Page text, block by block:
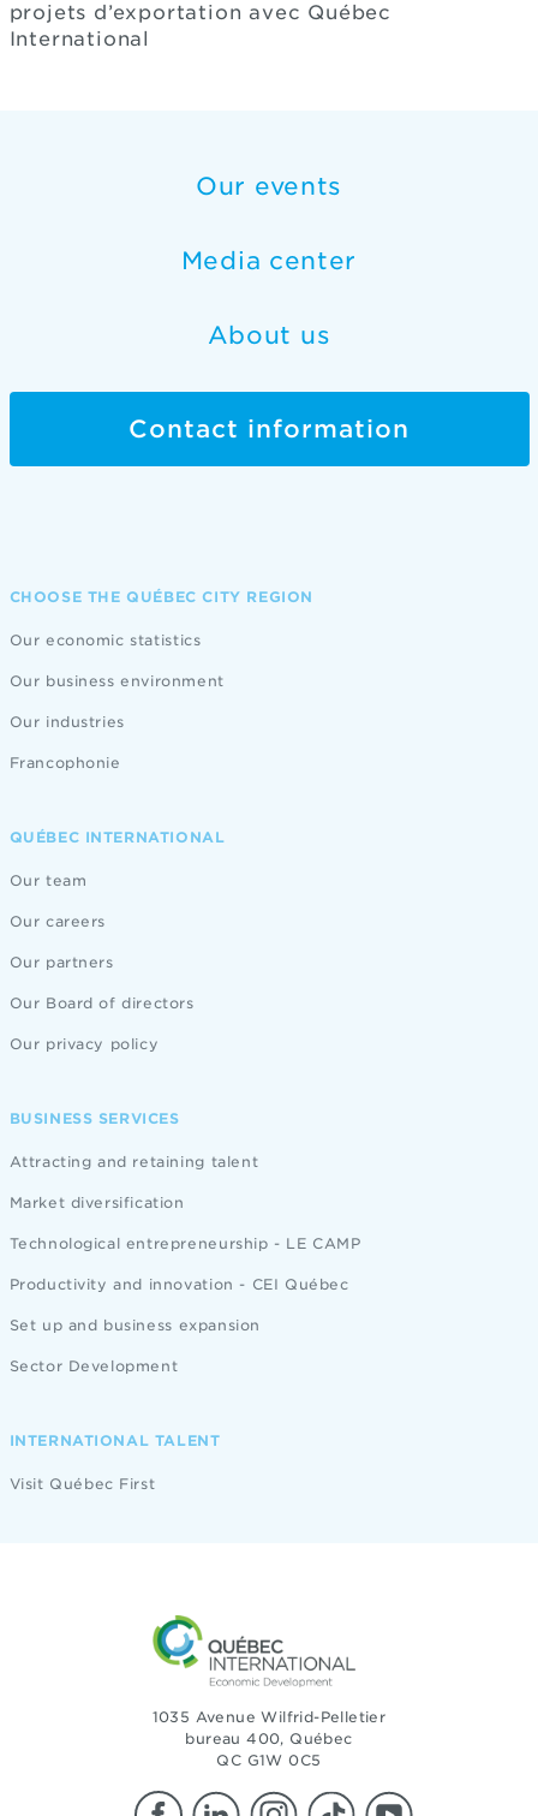
projets d’exportation avec Québec
International
Our events
Media center
About us
Contact information
CHOOSE THE QUÉBEC CITY REGION
Our economic statistics
Our business environment
Our industries
Francophonie
QUÉBEC INTERNATIONAL
Our team
Our careers
Our partners
Our Board of directors
Our privacy policy
BUSINESS SERVICES
Attracting and retaining talent
Market diversification
Technological entrepreneurship - LE CAMP
Productivity and innovation - CEI Québec
Set up and business expansion
Sector Development
INTERNATIONAL TALENT
Visit Québec First
1035 Avenue Wilfrid-Pelletier
bureau 400, Québec
QC G1W 0C5